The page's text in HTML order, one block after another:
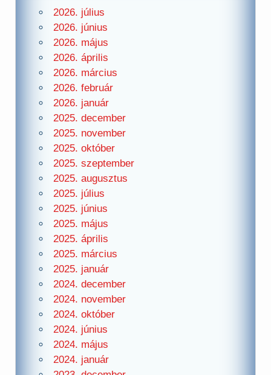
2026. július
2026. június
2026. május
2026. április
2026. március
2026. február
2026. január
2025. december
2025. november
2025. október
2025. szeptember
2025. augusztus
2025. július
2025. június
2025. május
2025. április
2025. március
2025. január
2024. december
2024. november
2024. október
2024. június
2024. május
2024. január